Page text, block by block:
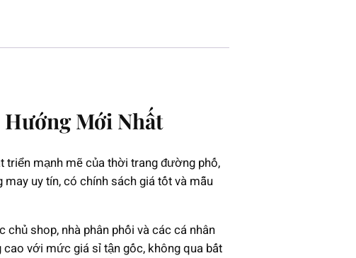
Hướng Mới Nhất
triển mạnh mẽ của thời trang đường phố,
uy tín, có chính sách giá tốt và mẫu
chủ shop, nhà phân phối và các cá nhân
với mức giá sỉ tận gốc, không qua bất